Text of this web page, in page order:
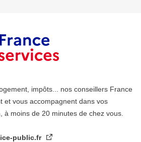
impôts... nos conseillers France
et vous accompagnent dans vos
à moins de 20 minutes de chez vous.
public.fr